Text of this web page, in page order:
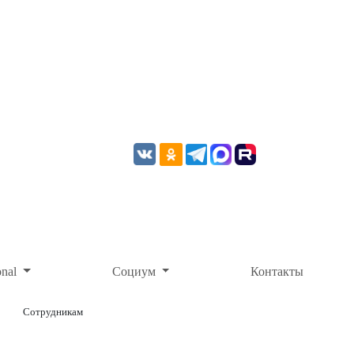
Социум Контакты
Сотрудникам